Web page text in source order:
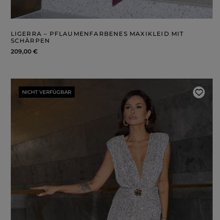
GRAUE
DRUCKE
LIGERRA – PFLAUMENFARBENES MAXIKLEID MIT
SCHÄRPEN
209,00 €
NICHT VERFÜGBAR